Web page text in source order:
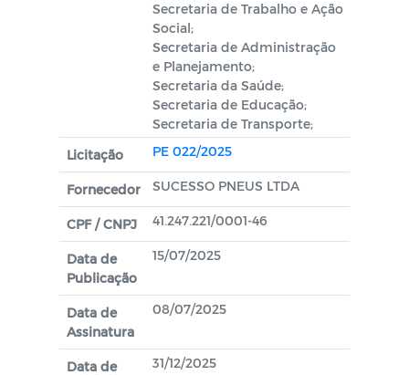
Secretaria de Trabalho e Ação
Social;
Secretaria de Administração
e Planejamento;
Secretaria da Saúde;
Secretaria de Educação;
Secretaria de Transporte;
Licitação
PE 022/2025
Fornecedor SUCESSO PNEUS LTDA
CPF / CNPJ 41.247.221/0001-46
Data de
Publicação
15/07/2025
Data de
Assinatura
08/07/2025
Data de
31/12/2025